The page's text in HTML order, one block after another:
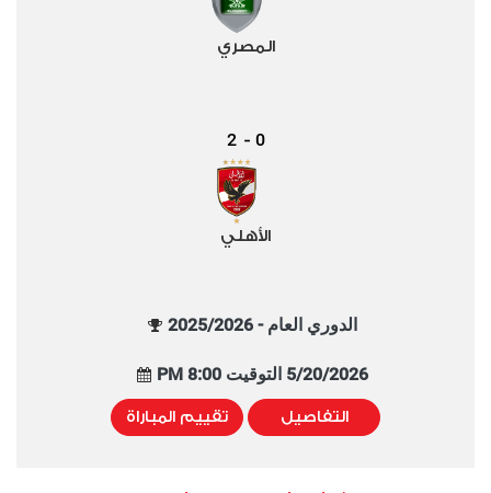
المصري
0
-
2
الأهلي
الدوري العام - 2025/2026
5/20/2026 التوقيت 8:00 PM
التفاصيل تقييم المباراة